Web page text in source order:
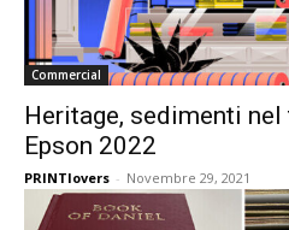
Commercial
Heritage, sedimenti
Epson 2022
PRINTlovers - Novembre 29, 2021